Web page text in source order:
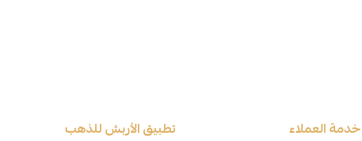
خدمة العملاء تطبيق الأربش للذهب